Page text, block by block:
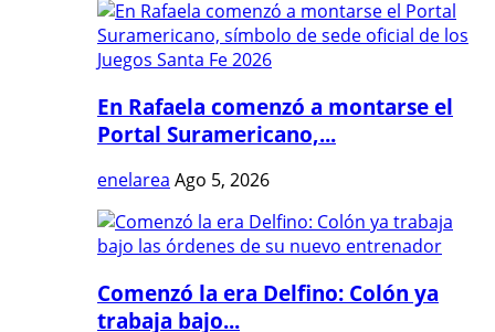
En Rafaela comenzó a montarse el
Portal Suramericano,...
enelarea Ago 5, 2026
Comenzó la era Delfino: Colón ya
trabaja bajo...